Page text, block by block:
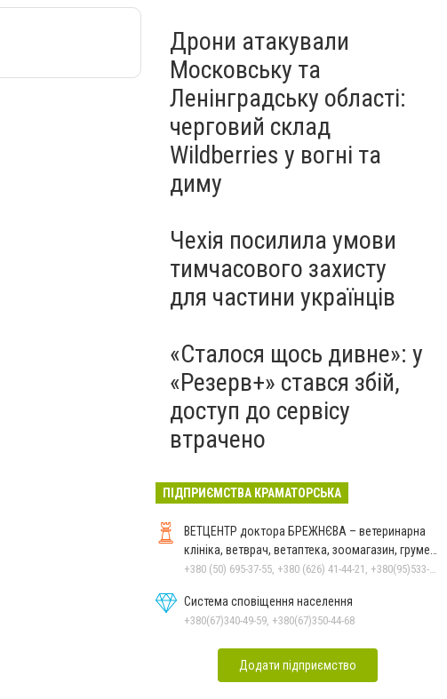
Дрони атакували
Московську та
Ленінградську області:
черговий склад
Wildberries у вогні та
диму
Чехія посилила умови
тимчасового захисту
для частини українців
«Сталося щось дивне»: у
«Резерв+» стався збій,
доступ до сервісу
втрачено
ПІДПРИЄМСТВА КРАМАТОРСЬКА
ВЕТЦЕНТР доктора БРЕЖНЄВА – ветеринарна
клініка, ветврач, ветаптека, зоомагазин, грумер,
стрижки.
+380 (50) 695-37-55, +380 (626) 41-44-21, +380(95)533-90-03
Система сповіщення населення
+380(67)340-49-59, +380(67)350-44-68
Додати підприємство